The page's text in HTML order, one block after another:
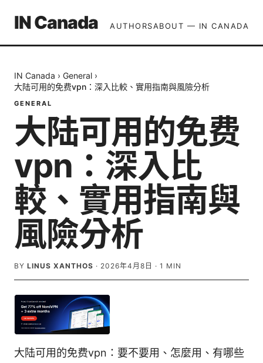
IN Canada AUTHORSABOUT — IN CANADA
IN Canada › General ›
大陆可用的免费vpn：深入比較、實用指南與風險分析
GENERAL
大陆可用的免费
vpn：深入比
較、實用指南與
風險分析
BY LINUS XANTHOS · 2026年4月8日 · 1 MIN
大陆可用的免费vpn：要不要用、怎麼用、有哪些